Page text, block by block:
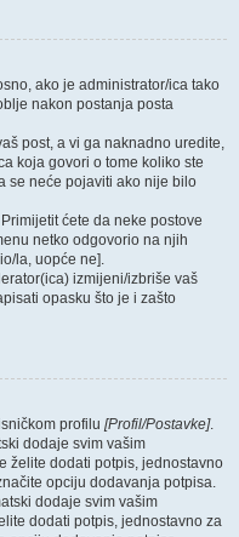
ako je administrator/ica tako
nakon postanja posta
post, a vi ga naknadno uredite,
koja govori o tome koliko ste
se neće pojaviti ako nije bilo
Primijetit ćete da neke postove
netko odgovorio na njih
la, uopće ne].
izmijeni/izbriše vaš
opasku što je i zašto
profilu [Profil/Postavke].
dodaje svim vašim
želite dodati potpis, jednostavno
opciju dodavanja potpisa.
dodaje svim vašim
dodati potpis, jednostavno za